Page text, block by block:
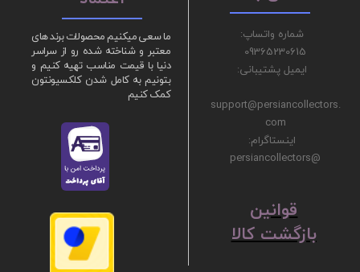
ما سعی میکنیم محصولات برند های
معتبر و شناخته شده رو از سراسر
دنیا با قیمت مناسب تهیه کنیم و
بتونیم به کامل شدن کلکسیونتون
کمک کنیم
شماره واتساپ:
09365230615
ایمیل پشتیبانی:
support@persiancollectors.
com
اینستاگرام:
@persiancollectors
ق​​​​​​​وانین
بازگشت کالا